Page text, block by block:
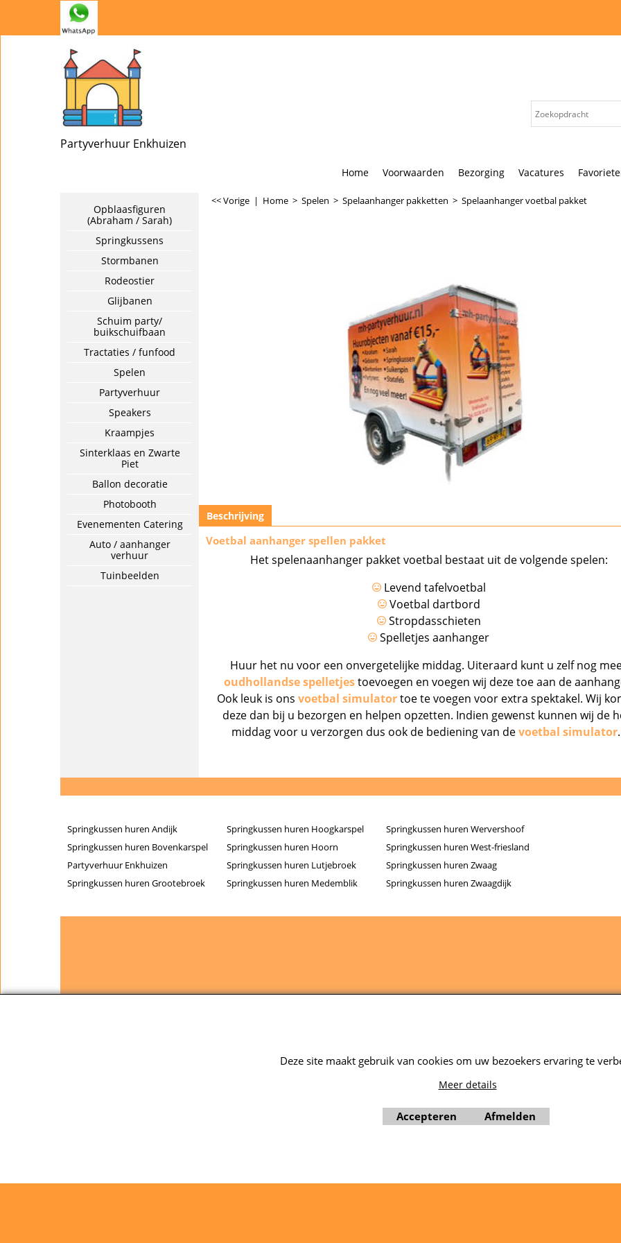
Partyverhuur Enkhuizen
Home Voorwaarden Bezorging Vacatures
Opblaasfiguren
(Abraham / Sarah)
Springkussens
Stormbanen
Rodeostier
Glijbanen
Schuim party/
buikschuifbaan
Tractaties / funfood
Spelen
Partyverhuur
Speakers
Kraampjes
Sinterklaas en Zwarte
Piet
Ballon decoratie
Photobooth
Evenementen Catering
Auto / aanhanger
verhuur
Tuinbeelden
<< Vorige | Home > Spelen > Spelaanhanger pakketten > Spelaanhanger voetbal pakket
Beschrijving
Voetbal aanhanger spellen pakket
Het spelenaanhanger pakket voetbal bestaat uit de volgende spelen:
Levend tafelvoetbal
Voetbal dartbord
Stropdasschieten
Spelletjes aanhanger
Huur het nu voor een onvergetelijke middag. Uiteraard kunt u zelf nog
oudhollandse spelletjestoevoegen en voegen wij deze toe aan de
Ook leuk is ons voetbal simulatortoe te voegen voor extra spektakel. Wij
deze dan bij u bezorgen en helpen opzetten. Indien gewenst kunnen wij de
middag voor u verzorgen dus ook de bediening van devoetbal simulator.
Springkussen huren Andijk
Springkussen huren Bovenkarspel
Partyverhuur Enkhuizen
Springkussen huren Grootebroek
Springkussen huren Hoogkarspel
Springkussen huren Hoorn
Springkussen huren Lutjebroek
Springkussen huren Medemblik
Springkussen huren Wervershoof
Springkussen huren West-friesland
Springkussen huren Zwaag
Springkussen huren Zwaagdijk
Deze site maakt gebruik van cookies om uw bezoekers ervaring te
Meer details
Accepteren Afmelden